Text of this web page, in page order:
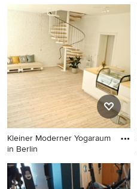
Multifunktionaler, Kleiner
Klassischer Fitnessraum mit
grauer Wandfarbe in Madrid
Kleiner Moderner Yogaraum
in Berlin
Kleiner Moderner Yogaraum
in Berlin